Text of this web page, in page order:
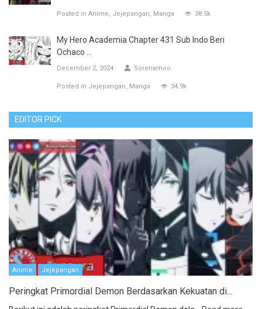
Posted in Anime Jejepangan Manga 38.5k
My Hero Academia Chapter 431 Sub Indo Beri
Ochaco ...
December 2, 2024 Sorenamoo
Posted in Jejepangan Manga 34.9k
EDITOR PICK
Anime Jejepangan
Peringkat Primordial Demon Berdasarkan Kekuatan di...